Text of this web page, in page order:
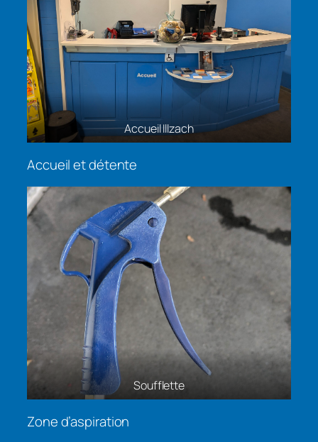
Accueil Illzach
Accueil et détente
8 places d’aspiration Illzach
Zone d’aspiration